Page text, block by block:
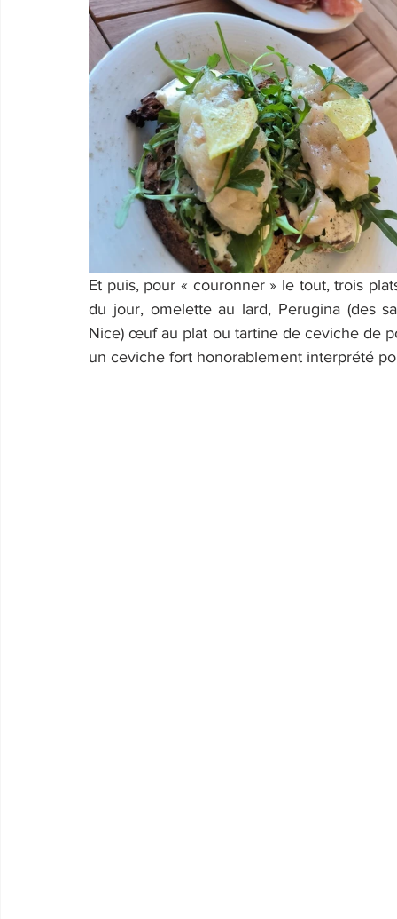
Et puis, pour « couronner » le tout, trois
du jour, omelette au lard, Perugina (des
Nice) œuf au plat ou tartine de ceviche de
un ceviche fort honorablement interprété